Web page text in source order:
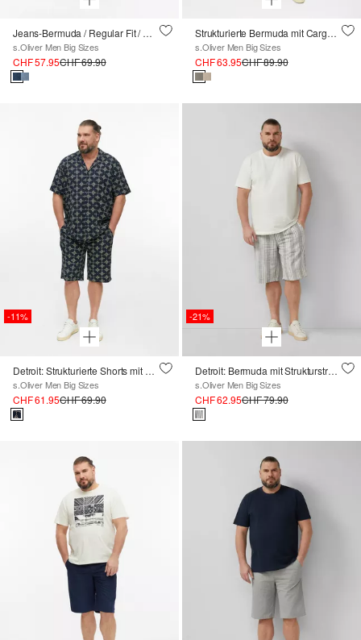
Jeans-Bermuda / Regular Fit / Mid Rise
s.Oliver Men Big Sizes
CHF 57.95CHF 69.90
Strukturierte Bermuda mit Cargo-Taschen
s.Oliver Men Big Sizes
CHF 63.95CHF 89.90
-11%
Detroit: Strukturierte Shorts mit All-over-Print
s.Oliver Men Big Sizes
CHF 61.95CHF 69.90
-21%
Detroit: Bermuda mit Strukturstreifen und Tunnelzug
s.Oliver Men Big Sizes
CHF 62.95CHF 79.90